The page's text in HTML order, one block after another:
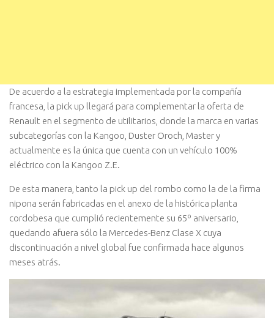
De acuerdo a la estrategia implementada por la compañía
francesa, la pick up llegará para complementar la oferta de
Renault en el segmento de utilitarios, donde la marca en varias
subcategorías con la Kangoo, Duster Oroch, Master y
actualmente es la única que cuenta con un vehículo 100%
eléctrico con la Kangoo Z.E.
De esta manera, tanto la pick up del rombo como la de la firma
nipona serán fabricadas en el anexo de la histórica planta
cordobesa que cumplió recientemente su 65º aniversario,
quedando afuera sólo la Mercedes-Benz Clase X cuya
discontinuación a nivel global fue confirmada hace algunos
meses atrás.